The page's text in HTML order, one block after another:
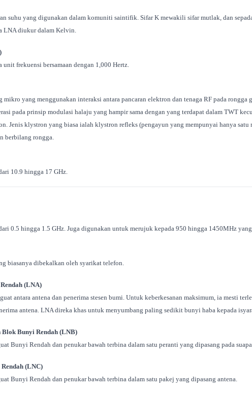
suhu yang digunakan dalam komuniti saintifik. Sifar K mewakili sifar mutlak, dan
LNA diukur dalam Kelvin.
unit frekuensi bersamaan dengan 1,000 Hertz.
mikro yang menggunakan interaksi antara pancaran elektron dan tenaga RF pada
pada prinsip modulasi halaju yang hampir sama dengan yang terdapat dalam TWT
Jenis klystron yang biasa ialah klystron refleks (pengayun yang mempunyai hanya
berbilang rongga.
10.9 hingga 17 GHz.
0.5 hingga 1.5 GHz. Juga digunakan untuk merujuk kepada 950 hingga 1450MHz
biasanya dibekalkan oleh syarikat telefon.
(LNA)
antara antena dan penerima stesen bumi. Untuk keberkesanan maksimum, ia mesti
antena. LNA direka khas untuk menyumbang paling sedikit bunyi haba kepada
Blok Bunyi Rendah (LNB)
Bunyi Rendah dan penukar bawah terbina dalam satu peranti yang dipasang pada
(LNC)
Bunyi Rendah dan penukar bawah terbina dalam satu pakej yang dipasang antena.